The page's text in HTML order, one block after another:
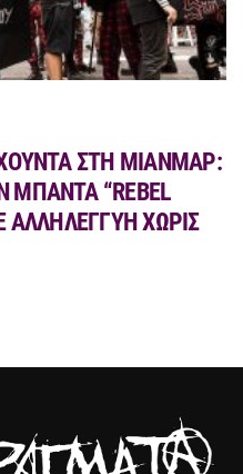
ΣΤΗ ΜΙΑΝΜΑΡ:
ΜΠΑΝΤΑ “REBEL
ΑΛΛΗΛΕΓΓΥΗ ΧΩΡΙΣ